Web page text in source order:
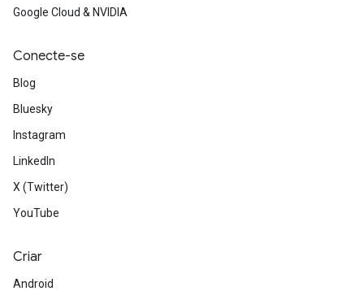
Google Cloud & NVIDIA
Conecte-se
Blog
Bluesky
Instagram
LinkedIn
X (Twitter)
YouTube
Criar
Android